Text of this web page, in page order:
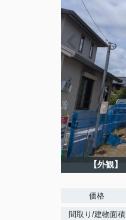
【外観】
価格
間取り/建物面積